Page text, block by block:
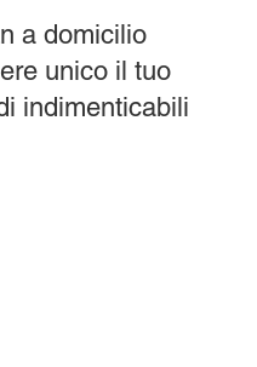
a domicilio
unico il tuo
indimenticabili